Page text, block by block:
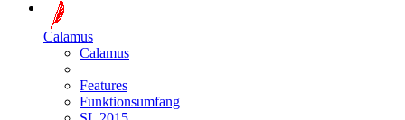
Calamus
Calamus
Features
Funktionsumfang